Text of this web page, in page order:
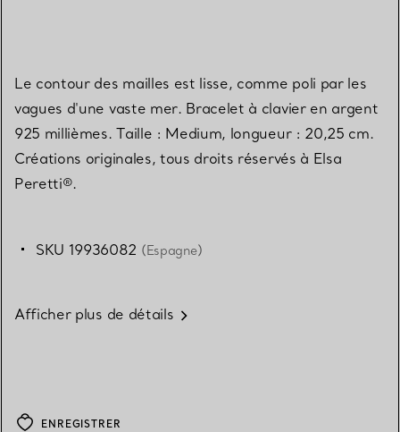
Le contour des mailles est lisse, comme poli par les
vagues d'une vaste mer. Bracelet à clavier en argent
925 millièmes. Taille : Medium, longueur : 20,25 cm.
Créations originales, tous droits réservés à Elsa
Peretti®.
SKU 19936082 (Espagne)
Afficher plus de détails
ENREGISTRER